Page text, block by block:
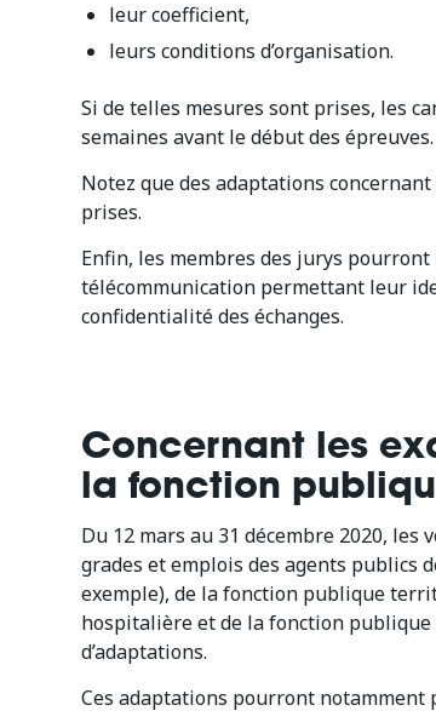
leur coefficient,
leurs conditions d’organisation.
Si de telles mesures sont prises, les
semaines avant le début des épreuves.
Notez que des adaptations
prises.
Enfin, les membres des jurys
télécommunication permettant leur
confidentialité des échanges.
Concernant les
la fonction
Du 12 mars au 31 décembre 2020, les
grades et emplois des agents publics
exemple), de la fonction publique
hospitalière et de la fonction publique
d’adaptations.
Ces adaptations pourront notamment